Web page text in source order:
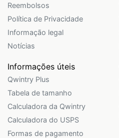
Reembolsos
Política de Privacidade
Informação legal
Notícias
Informações úteis
Qwintry Plus
Tabela de tamanho
Calculadora da Qwintry
Calculadora do USPS
Formas de pagamento